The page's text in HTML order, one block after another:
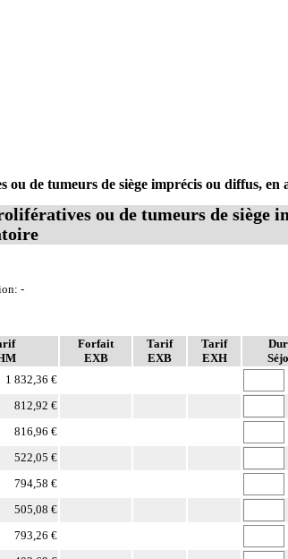
Forfait
EXB
Tarif
EXB
Tarif
EXH
1 832,36 €
812,92 €
816,96 €
522,05 €
794,58 €
505,08 €
793,26 €
de tumeurs de siège imprécis ou diffus, en
ou de tumeurs de siège
-